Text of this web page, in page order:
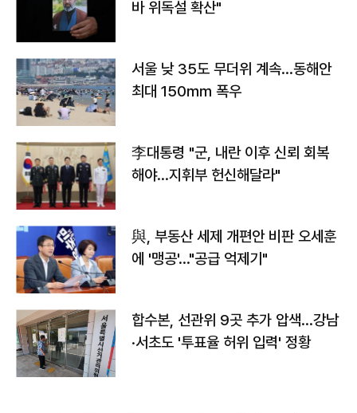
바 위독설 확산"
서울 낮 35도 무더위 계속…동해안
최대 150㎜ 폭우
李대통령 "군, 내란 이후 신뢰 회복
해야…지휘부 헌신해달라"
與, 부동산 세제 개편안 비판 오세훈
에 '맹공'…"공급 억제기"
합수본, 선관위 9곳 추가 압색…강남
·서초도 '투표율 허위 입력' 정황